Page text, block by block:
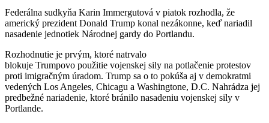
Federálna sudkyňa Karin Immergutová v piatok rozhodla, že
americký prezident Donald Trump konal nezákonne, keď nariadil
nasadenie jednotiek Národnej gardy do Portlandu.
Rozhodnutie je prvým, ktoré natrvalo
blokuje Trumpovo použitie vojenskej sily na potlačenie protestov
proti imigračným úradom. Trump sa o to pokúša aj v demokratmi
vedených Los Angeles, Chicagu a Washingtone, D.C. Nahrádza jej
predbežné nariadenie, ktoré bránilo nasadeniu vojenskej sily v
Portlande.